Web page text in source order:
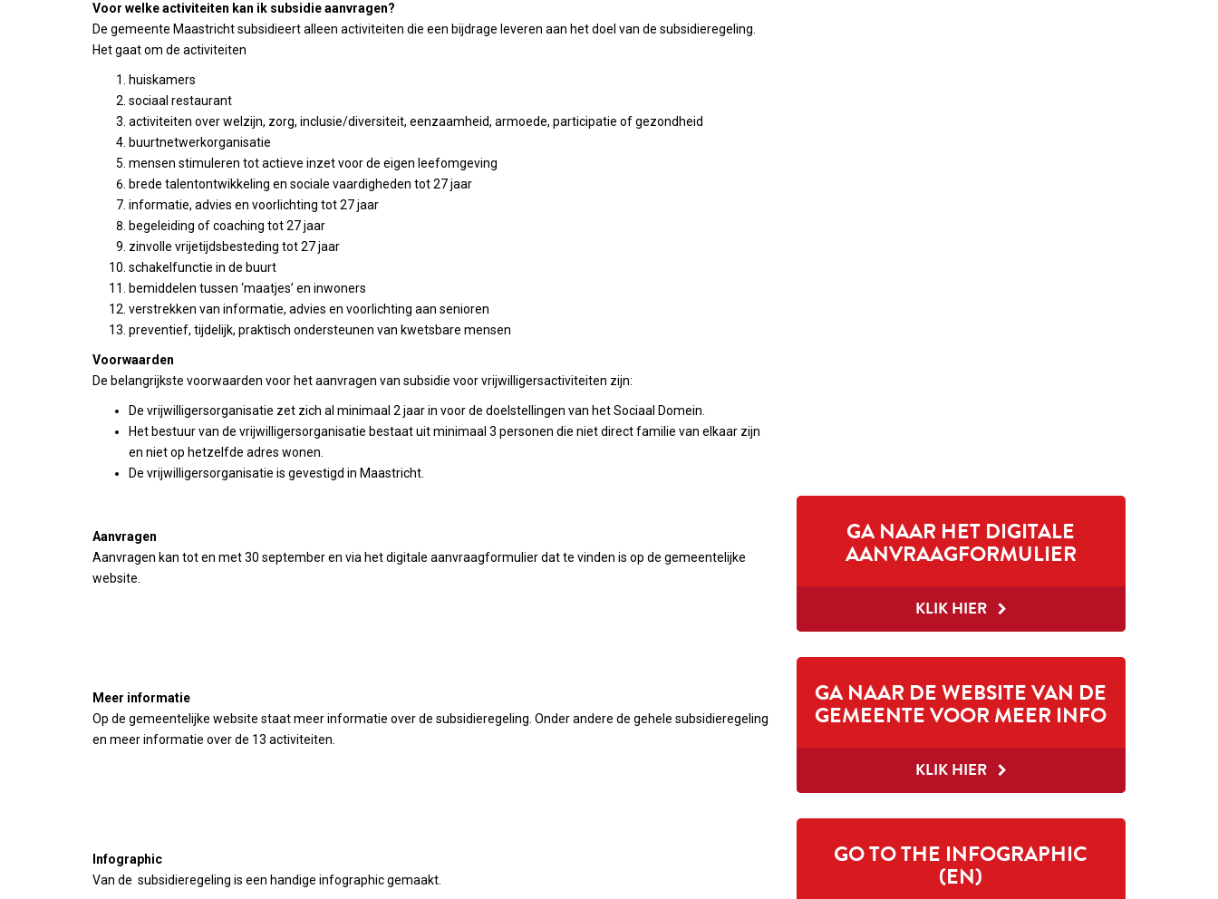
Voor welke activiteiten kan ik subsidie aanvragen?
De gemeente Maastricht subsidieert alleen activiteiten die een bijdrage leveren aan het doel van de subsidieregeling.
Het gaat om de activiteiten
huiskamers
sociaal restaurant
activiteiten over welzijn, zorg, inclusie/diversiteit, eenzaamheid, armoede, participatie of gezondheid
buurtnetwerkorganisatie
mensen stimuleren tot actieve inzet voor de eigen leefomgeving
brede talentontwikkeling en sociale vaardigheden tot 27 jaar
informatie, advies en voorlichting tot 27 jaar
begeleiding of coaching tot 27 jaar
zinvolle vrijetijdsbesteding tot 27 jaar
schakelfunctie in de buurt
bemiddelen tussen ‘maatjes’ en inwoners
verstrekken van informatie, advies en voorlichting aan senioren
preventief, tijdelijk, praktisch ondersteunen van kwetsbare mensen
Voorwaarden
De belangrijkste voorwaarden voor het aanvragen van subsidie voor vrijwilligersactiviteiten zijn:
De vrijwilligersorganisatie zet zich al minimaal 2 jaar in voor de doelstellingen van het Sociaal Domein.
Het bestuur van de vrijwilligersorganisatie bestaat uit minimaal 3 personen die niet direct familie van elkaar zijn
en niet op hetzelfde adres wonen.
De vrijwilligersorganisatie is gevestigd in Maastricht.
Aanvragen
Aanvragen kan tot en met 30 september en via het digitale aanvraagformulier dat te vinden is op de gemeentelijke
website.
GA NAAR HET DIGITALE
AANVRAAGFORMULIER
KLIK HIER
Meer informatie
Op de gemeentelijke website staat meer informatie over de subsidieregeling. Onder andere de gehele subsidieregeling
en meer informatie over de 13 activiteiten.
GA NAAR DE WEBSITE VAN DE
GEMEENTE VOOR MEER INFO
KLIK HIER
Infographic
Van de subsidieregeling is een handige infographic gemaakt.
GO TO THE INFOGRAPHIC
(EN)